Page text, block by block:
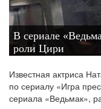
В сериале
роли Цири
Известная актриса
по сериалу «Игра
сериала «Ведьмак»,